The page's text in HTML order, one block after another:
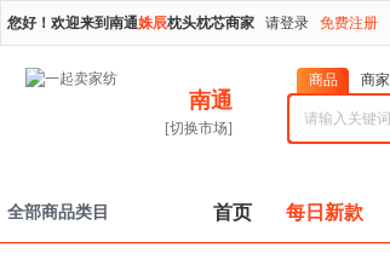
您好！欢迎来到南通姝辰枕头枕芯商家 请登录 免费注册
南通
[切换市场]
商品 商家
全部商品类目 首页 每日新款